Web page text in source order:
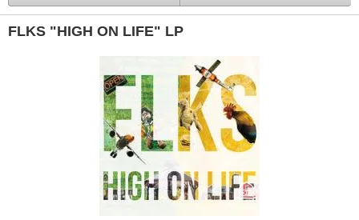
FLKS "HIGH ON LIFE" LP